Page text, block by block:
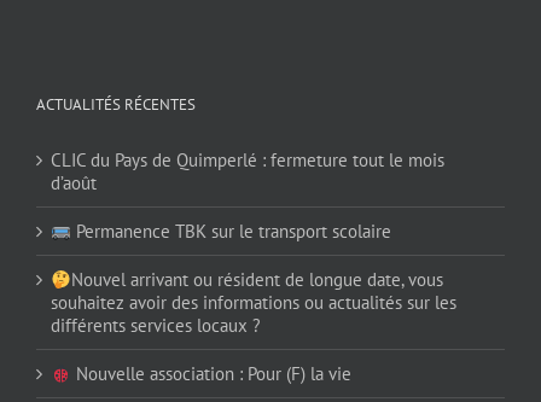
ACTUALITÉS RÉCENTES
CLIC du Pays de Quimperlé : fermeture tout le mois
d’août
Permanence TBK sur le transport scolaire
Nouvel arrivant ou résident de longue date, vous
souhaitez avoir des informations ou actualités sur les
différents services locaux ?
Nouvelle association : Pour (F) la vie